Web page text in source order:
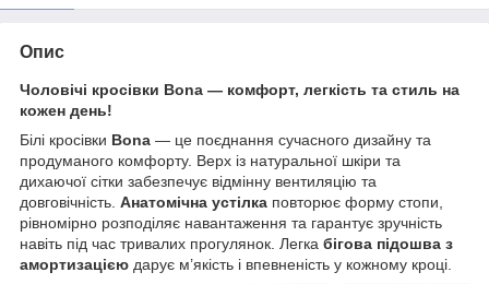
Опис
Чоловічі кросівки Bona — комфорт, легкість та стиль на
кожен день!
Білі кросівки Bona — це поєднання сучасного дизайну та
продуманого комфорту. Верх із натуральної шкіри та
дихаючої сітки забезпечує відмінну вентиляцію та
довговічність. Анатомічна устілка повторює форму стопи,
рівномірно розподіляє навантаження та гарантує зручність
навіть під час тривалих прогулянок. Легка бігова підошва з
амортизацією дарує м’якість і впевненість у кожному кроці.